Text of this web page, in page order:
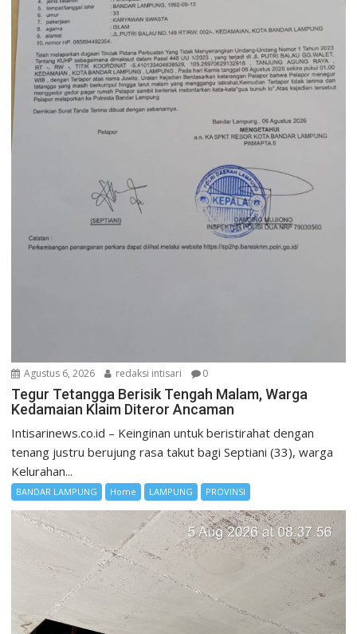
Agustus 6, 2026 redaksi intisari 0
Tegur Tetangga Berisik Tengah Malam, Warga
Kedamaian Klaim Diteror Ancaman
Intisarinews.co.id – Keinginan untuk beristirahat dengan
tenang justru berujung rasa takut bagi Septiani (33), warga
Kelurahan...
BANDAR LAMPUNG Home LAMPUNG PROVINSI